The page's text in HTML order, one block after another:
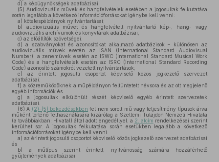
d) a képügynökségek adatbázisai.
(5) Audiovizuális művek és hangfelvételek esetében a jogosultak felkutatása
során legalább a következő információforrásokat igénybe kell venni:
a) kötelespéldányok nyilvántartásai;
b) audiovizuális művet és hangfelvételt nyilvántartó kép-, hang- vagy
audiovizuális archívumok és könyvtárak adatbázisai;
c) az előállítók szövetségei;
d) a szabványokat és azonosítókat alkalmazó adatbázisok – különösen az
audiovizuális művek esetén az ISAN (International Standard Audiovisual
Number), a zeneművek esetén az ISWC (International Standard Musical Work
Code) és a hangfelvételek esetén az ISRC (International Standard Recording
Code) azonosító számokról vezetett nyilvántartások;
e) az érintett jogosulti csoportot képviselő közös jogkezelő szervezet
adatbázisai;
f) a közreműködőknek a műpéldányon feltüntetett névsora és az ott megjelenő
egyéb információk és
g) a jogosultak elkülönült részét képviselő egyéb érintett szervezetek
adatbázisai.
(6) A (2)–(5) bekezdésekben fel nem sorolt mű vagy teljesítmény típusok árva
műként történő felhasználására kizárólag a Szellemi Tulajdon Nemzeti Hivatala
(a továbbiakban: Hivatal) által adott engedéllyel, a 2. alcím rendelkezései szerint
kerülhet sor. A jogosultak felkutatása során esetükben legalább a következő
információforrásokat igénybe kell venni:
a) az érintett jogosulti csoportot képviselő közös jogkezelő szervezet adatbázisai
és
b) a műtípus szerint érintett, nyilvánosság számára hozzáférhető
gyűjtemények adatbázisai.